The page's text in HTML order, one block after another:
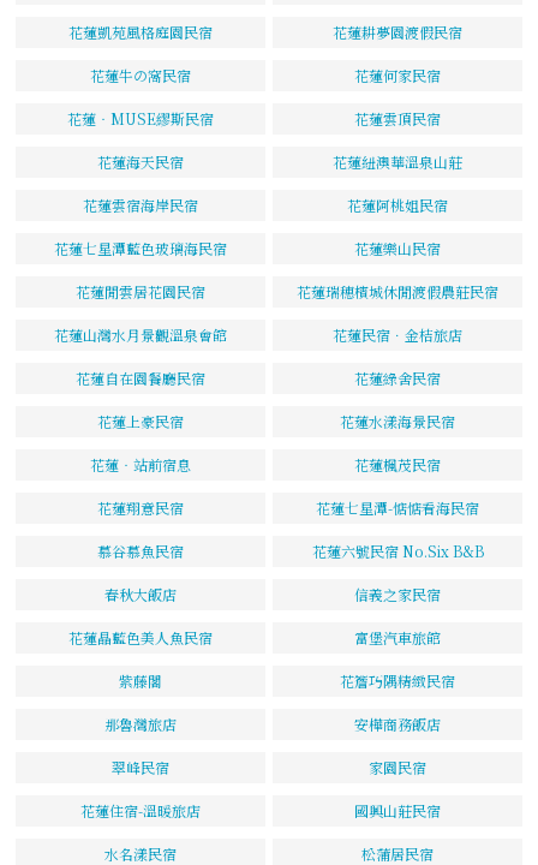
花蓮凱苑風格庭園民宿 花蓮耕夢園渡假民宿
花蓮牛の窩民宿 花蓮何家民宿
花蓮‧MUSE繆斯民宿 花蓮雲頂民宿
花蓮海天民宿 花蓮紐澳華溫泉山莊
花蓮雲宿海岸民宿 花蓮阿桃姐民宿
花蓮七星潭藍色玻璃海民宿 花蓮樂山民宿
花蓮閒雲居花園民宿 花蓮瑞穗檳城休閒渡假農莊民宿
花蓮山灣水月景觀溫泉會館 花蓮民宿．金桔旅店
花蓮自在園餐廳民宿 花蓮綠舍民宿
花蓮上豪民宿 花蓮水漾海景民宿
花蓮‧站前宿息 花蓮楓茂民宿
花蓮翔意民宿 花蓮七星潭-惦惦看海民宿
慕谷慕魚民宿 花蓮六號民宿 No.Six B&B
春秋大飯店 信義之家民宿
花蓮晶藍色美人魚民宿 富堡汽車旅館
紫藤閣 花簷巧隅精緻民宿
那魯灣旅店 安樺商務飯店
翠峰民宿 家園民宿
花蓮住宿-溫暖旅店 國興山莊民宿
水名漾民宿 松蒲居民宿